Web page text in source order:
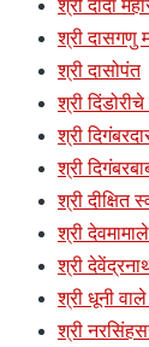
श्री दादा
श्री दासगणु
श्री दासोपंत
श्री दिंडोरीचे
श्री
श्री
श्री दीक्षित
श्री
श्री
श्री धूनी वाले
श्री